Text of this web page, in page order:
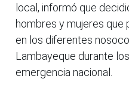
local, informó que
hombres y mujeres que
en los diferentes
Lambayeque durante
emergencia nacional.